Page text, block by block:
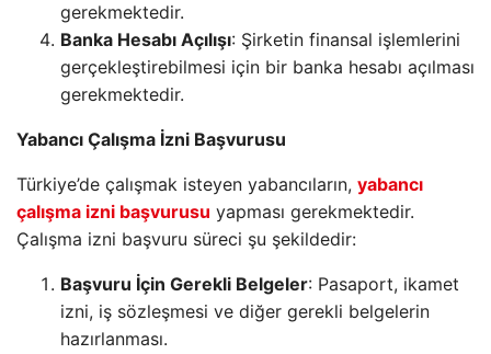
gerekmektedir.
Banka Hesabı Açılışı: Şirketin finansal işlemlerini
gerçekleştirebilmesi için bir banka hesabı açılması
gerekmektedir.
Yabancı Çalışma İzni Başvurusu
Türkiye’de çalışmak isteyen yabancıların, yabancı
çalışma izni başvurusu yapması gerekmektedir.
Çalışma izni başvuru süreci şu şekildedir:
Başvuru İçin Gerekli Belgeler: Pasaport, ikamet
izni, iş sözleşmesi ve diğer gerekli belgelerin
hazırlanması.